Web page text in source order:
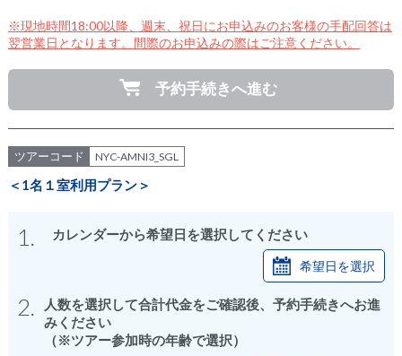
※現地時間18:00以降、週末、祝日にお申込みのお客様の手配回答は
翌営業日となります。間際のお申込みの際はご注意ください。
予約手続きへ進む
ツアーコード NYC-AMNI3_SGL
＜1名１室利用プラン＞
1. カレンダーから希望日を選択してください
希望日を選択
2.
人数を選択して合計代金をご確認後、予約手続きへお進
みください
（※ツアー参加時の年齢で選択）